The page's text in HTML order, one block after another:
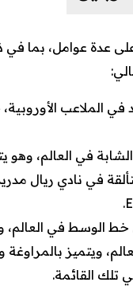
عدة عوامل، بما في
في الملاعب
في العالم، وهو
في نادي ريال
الوسط في العالم،
ويتميز
تلك القائمة.